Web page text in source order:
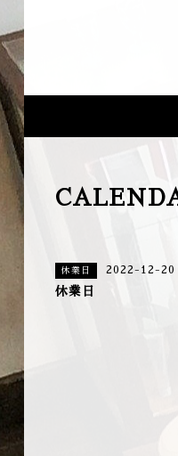
長
休業日 2022-12-
休業日